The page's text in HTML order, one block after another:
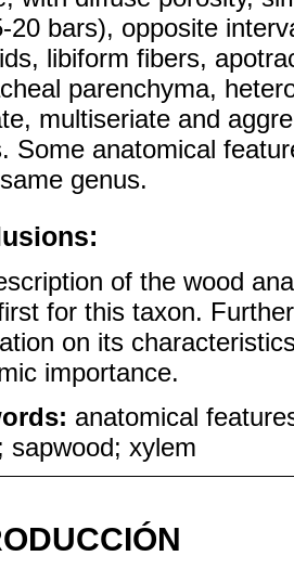
20 bars), opposite
libiform fibers,
parenchyma,
multiseriate and
Some anatomical
genus.
of the wood
for this taxon.
on its
importance.
anatomical
sapwood; xylem